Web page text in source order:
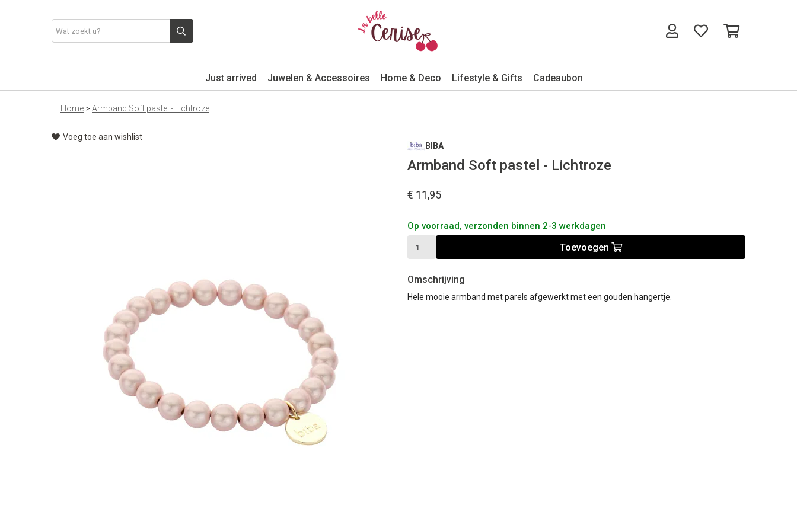
Just arrived Juwelen & Accessoires Home & Deco Lifestyle & Gifts Cadeaubon
Home > Armband Soft pastel - Lichtroze
Voeg toe aan wishlist
BIBA
Armband Soft pastel - Lichtroze
€ 11,95
Op voorraad, verzonden binnen 2-3 werkdagen
Toevoegen
Omschrijving
Hele mooie armband met parels afgewerkt met een gouden hangertje.